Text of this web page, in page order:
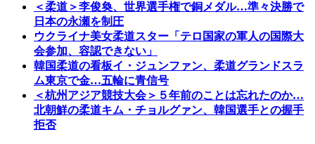
＜柔道＞李俊奐、世界選手権で銅メダル…準々決勝で
日本の永瀬を制圧
ウクライナ美女柔道スター「テロ国家の軍人の国際大
会参加、容認できない」
韓国柔道の看板イ・ジュンファン、柔道グランドスラ
ム東京で金…五輪に青信号
＜杭州アジア競技大会＞５年前のことは忘れたのか…
北朝鮮の柔道キム・チョルグァン、韓国選手との握手
拒否